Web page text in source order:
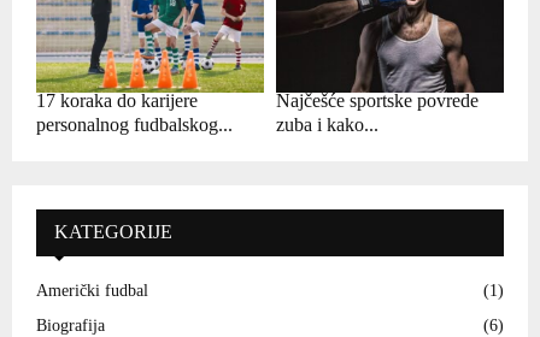
17 koraka do karijere
personalnog fudbalskog...
Najčešće sportske povrede
zuba i kako...
KATEGORIJE
Američki fudbal
(1)
Biografija
(6)